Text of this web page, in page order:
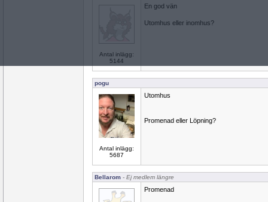
Antal inlägg:
5144
En god vän
Utomhus eller inomhus?
pogu
Antal inlägg:
5687
Utomhus
Promenad eller Löpning?
Bellarom - Ej medlem längre
Promenad